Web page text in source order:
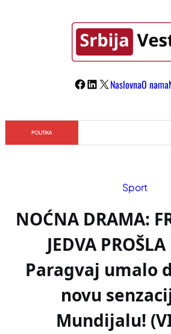
Facebook
LinkedIn
X NaslovnaO nama
POLITIKA
Sport
NOĆNA DRAMA:
JEDVA PROŠLA
Paragvaj umalo
novu
Mundijalu!